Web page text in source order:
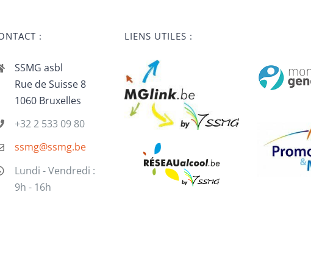
:
SSMG asbl
Rue de Suisse 8
1060 Bruxelles
+32 2 533 09 80
ssmg@ssmg.be
Lundi - Vendredi :
9h - 16h
LIENS UTILES :